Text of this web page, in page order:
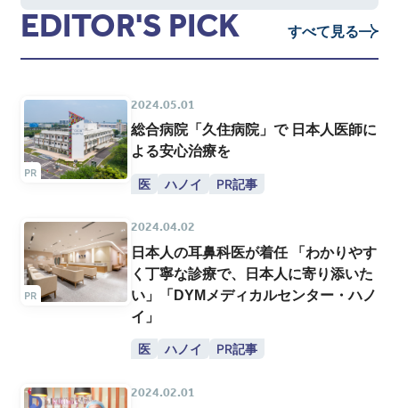
EDITOR'S PICK すべて見る
2024.05.01
総合病院「久住病院」で 日本人医師に
よる安心治療を
医 ハノイ PR記事
2024.04.02
日本人の耳鼻科医が着任 「わかりやす
く丁寧な診療で、日本人に寄り添いた
い」「DYMメディカルセンター・ハノ
イ」
医 ハノイ PR記事
2024.02.01